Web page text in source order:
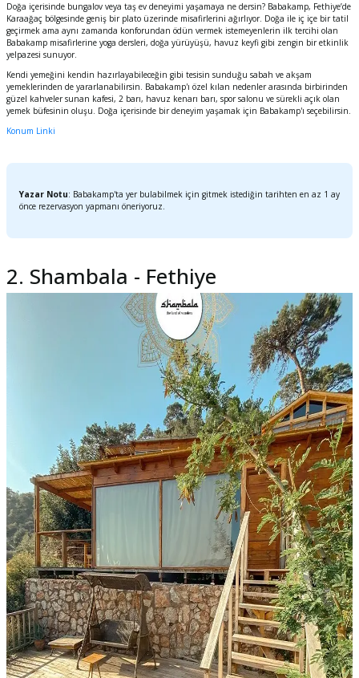
Doğa içerisinde bungalov veya taş ev deneyimi yaşamaya ne dersin? Babakamp, Fethiye’de
Karaağaç bölgesinde geniş bir plato üzerinde misafirlerini ağırlıyor. Doğa ile iç içe bir tatil
geçirmek ama aynı zamanda konforundan ödün vermek istemeyenlerin ilk tercihi olan
Babakamp misafirlerine yoga dersleri, doğa yürüyüşü, havuz keyfi gibi zengin bir etkinlik
yelpazesi sunuyor.
Kendi yemeğini kendin hazırlayabileceğin gibi tesisin sunduğu sabah ve akşam
yemeklerinden de yararlanabilirsin. Babakamp'ı özel kılan nedenler arasında birbirinden
güzel kahveler sunan kafesi, 2 barı, havuz kenarı barı, spor salonu ve sürekli açık olan
yemek büfesinin oluşu. Doğa içerisinde bir deneyim yaşamak için Babakamp'ı seçebilirsin.
Konum Linki
Yazar Notu: Babakamp'ta yer bulabilmek için gitmek istediğin tarihten en az 1 ay
önce rezervasyon yapmanı öneriyoruz.
2. Shambala - Fethiye